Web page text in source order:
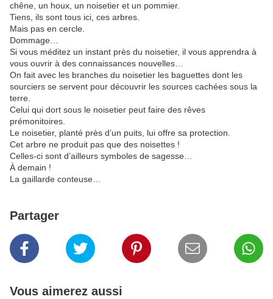
chêne, un houx, un noisetier et un pommier.
Tiens, ils sont tous ici, ces arbres.
Mais pas en cercle.
Dommage…
Si vous méditez un instant près du noisetier, il vous apprendra à
vous ouvrir à des connaissances nouvelles…
On fait avec les branches du noisetier les baguettes dont les
sourciers se servent pour découvrir les sources cachées sous la
terre.
Celui qui dort sous le noisetier peut faire des rêves
prémonitoires.
Le noisetier, planté près d’un puits, lui offre sa protection.
Cet arbre ne produit pas que des noisettes !
Celles-ci sont d’ailleurs symboles de sagesse…
À demain !
La gaillarde conteuse…
Partager
Vous aimerez aussi